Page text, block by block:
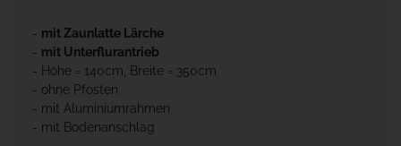
- mit Zaunlatte Lärche
- mit Unterflurantrieb
- Höhe = 140cm, Breite = 350cm
- ohne Pfosten
- mit Aluminiumrahmen
- mit Bodenanschlag